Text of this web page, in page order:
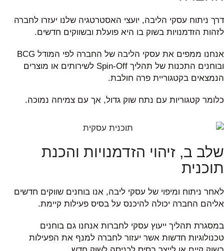
דרך ניתוח עסקי הליבה, יועצי האסטרטגיה שלנו יעזרו לחברה
לזהות הזדמנויות בשוק בו היא פועלת ובשווקים חדשים.
אנחנו ממפים את עסקי הליבה של החברה לפי המודל BCG
ובוחנים התכנות של תהליך Spin-Off לשירותים או מוצרים
הנמצאים בקטגוריית פרה חולבת.
כלומר קטגוריות עם נתח שוק גדול, אך עם צמיחה נמוכה.
שלב ב, זיהוי הזדמנויות והכנת
תוכנית
לאחר ניתוח ומיפוי של עסקי ליבה, אנו בוחנים שווקים חדשים
אליהם החברה יכולה להיכנס על בסיס פעילות קיימת.
במסגרת תהליך ייעוץ עסקי לחברות אנחנו גם בוחנים
טכנולוגיות חדשות אשר יעזור לחברה למנף את הפעילות